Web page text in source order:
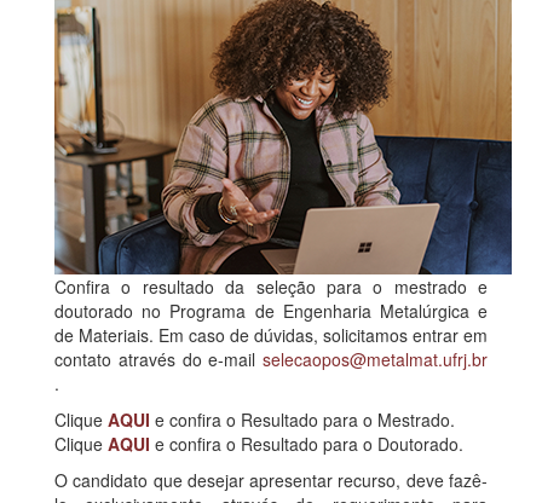
Confira o resultado da seleção para o mestrado e
doutorado no Programa de Engenharia Metalúrgica e
de Materiais. Em caso de dúvidas, solicitamos entrar em
contato através do e-mail selecaopos@metalmat.ufrj.br
.
Clique AQUI e confira o Resultado para o Mestrado.
Clique AQUI e confira o Resultado para o Doutorado.
O candidato que desejar apresentar recurso, deve fazê-